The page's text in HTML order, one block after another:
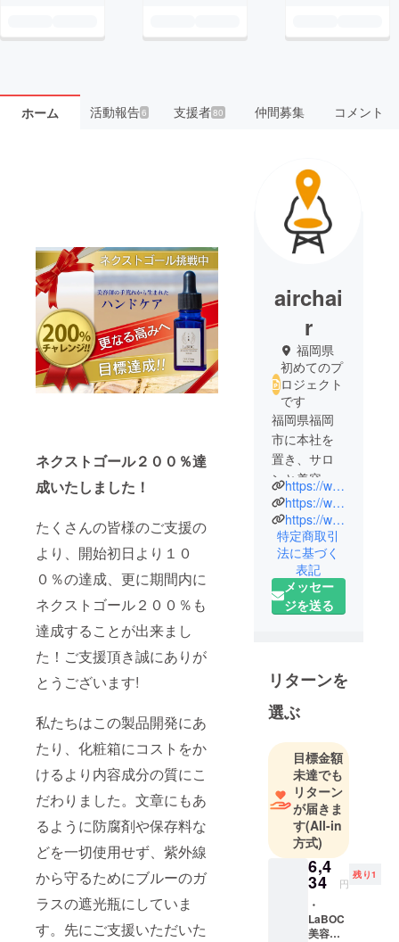
ホーム 活動報告6 支援者80 仲間募集 コメント
ネクストゴール２００％達
成いたしました！
たくさんの皆様のご支援の
より、開始初日より１０
０％の達成、更に期間内に
ネクストゴール２００％も
達成することが出来まし
た！ご支援頂き誠にありが
とうございます!
私たちはこの製品開発にあ
たり、化粧箱にコストをか
けるより内容成分の質にこ
だわりました。文章にもあ
るように防腐剤や保存料な
どを一切使用せず、紫外線
から守るためにブルーのガ
ラスの遮光瓶にしていま
す。先にご支援いただいた
airchai
r
福岡県
初めてのプ
ロジェクト
です
福岡県福岡
市に本社を
置き、サロ
ンと美容
師、お客様
をマッチン
グするシェ
アリング
サービス
「airchair」
やヘアカ
ビス
「COLTE」
を運営し、
る悩みや課
題を解決す
るために
日々活動し
ています。
より幅広い
課題解決に
取り組むた
めに製品開
発部門とし
https://www.instagram.com/laboc.beauty/
https://www.airchair.salon/
https://www.colte.airchair.salon/
特定商取引
法に基づく
表記
メッセー
ジを送る
リターンを
選ぶ
目標金額
未達でも
リターン
が届きま
す(All-in
方式)
6,4
34 円
残り1
・
LaBOC
美容液